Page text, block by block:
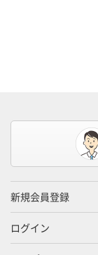
新規会員登録
ログイン